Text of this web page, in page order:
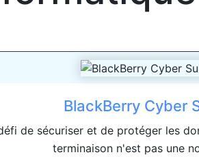
BlackBerry Cyber
de sécuriser et de protéger les
terminaison n'est pas une